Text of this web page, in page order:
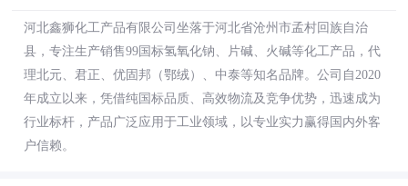
河北鑫狮化工产品有限公司坐落于河北省沧州市孟村回族自治
县，专注生产销售99国标氢氧化钠、片碱、火碱等化工产品，代
理北元、君正、优固邦（鄂绒）、中泰等知名品牌。公司自2020
年成立以来，凭借纯国标品质、高效物流及竞争优势，迅速成为
行业标杆，产品广泛应用于工业领域，以专业实力赢得国内外客
户信赖。